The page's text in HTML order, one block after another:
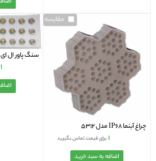
مقایسه
چراغ آبنما IP68 مدل 5312
۱برای قیمت تماس بگیرید
سنگ پاور ال ای دی
۱